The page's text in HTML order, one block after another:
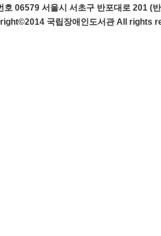
호 06579 서울시 서초구 반포대로 201 (
국립장애인도서관 All rights